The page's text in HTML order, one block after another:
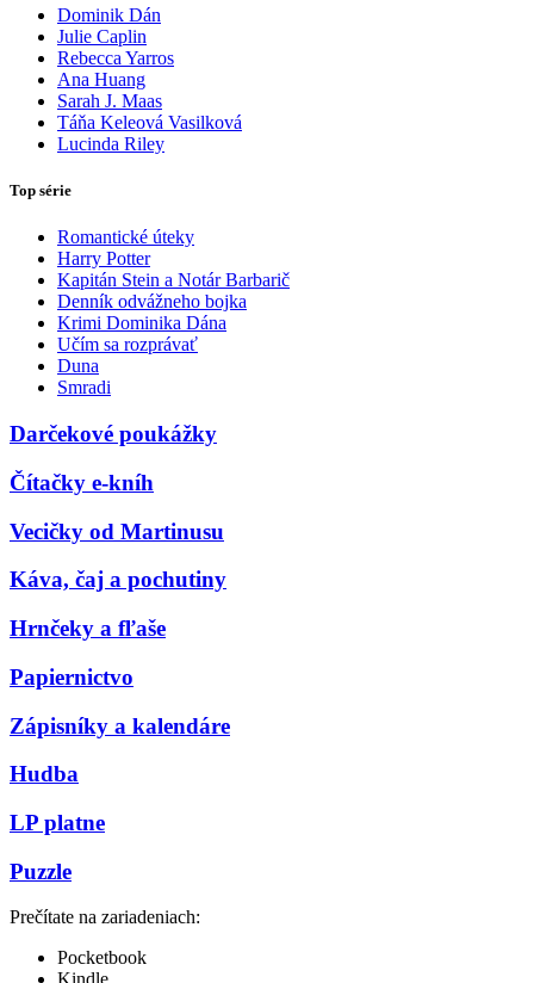
Dominik Dán
Julie Caplin
Rebecca Yarros
Ana Huang
Sarah J. Maas
Táňa Keleová Vasilková
Lucinda Riley
Top série
Romantické úteky
Harry Potter
Kapitán Stein a Notár Barbarič
Denník odvážneho bojka
Krimi Dominika Dána
Učím sa rozprávať
Duna
Smradi
Darčekové poukážky
Čítačky e-kníh
Vecičky od Martinusu
Káva, čaj a pochutiny
Hrnčeky a fľaše
Papiernictvo
Zápisníky a kalendáre
Hudba
LP platne
Puzzle
Prečítate na zariadeniach:
Pocketbook